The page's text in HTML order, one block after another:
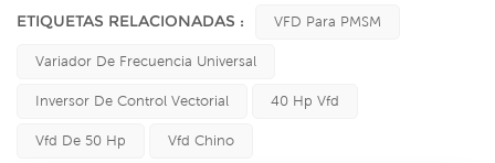
ETIQUETAS RELACIONADAS : VFD Para PMSM
Variador De Frecuencia Universal
Inversor De Control Vectorial 40 Hp Vfd
Vfd De 50 Hp Vfd Chino